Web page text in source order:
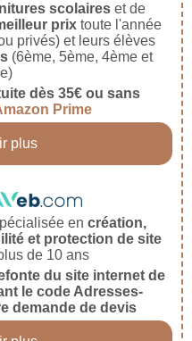
scolaireset de
prixtoute l'année
privés) et leurs élèves
(6ème, 5ème, 4ème et
dès 35€ ou sans
Prime
plus
en création,
et protection de site
de 10 ans
du site internet de
le code Adresses-
demande de devis